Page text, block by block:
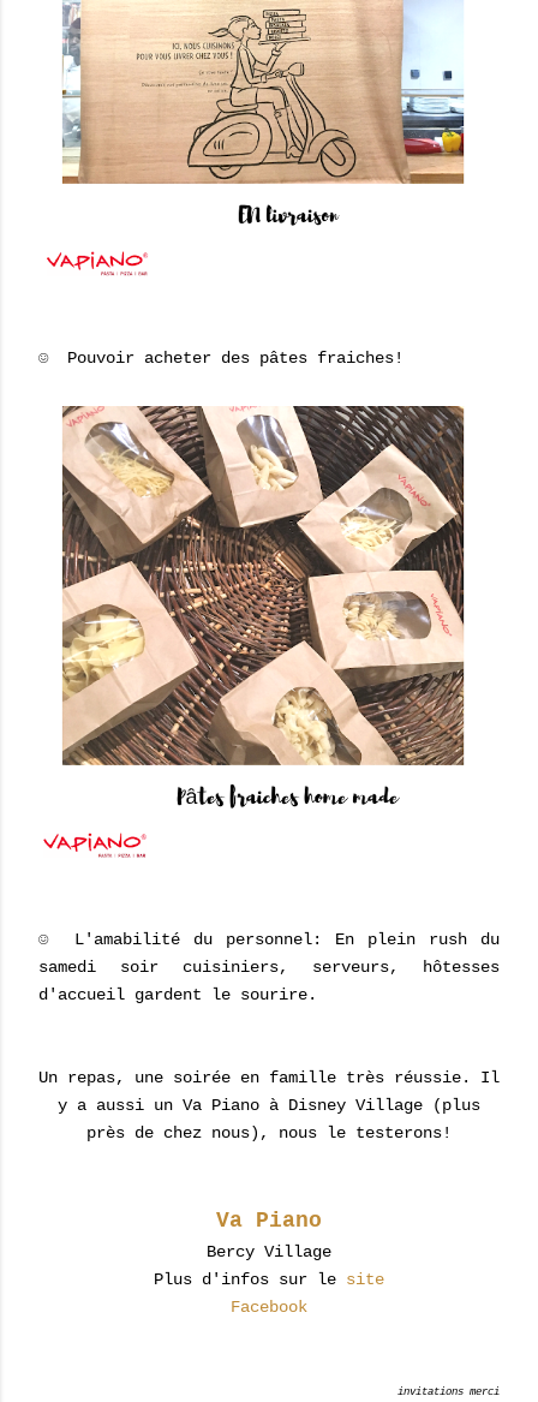
☺ Pouvoir acheter des pâtes fraiches!
☺ L'amabilité du personnel: En plein rush du
samedi soir cuisiniers, serveurs, hôtesses
d'accueil gardent le sourire.
Un repas, une soirée en famille très réussie. Il
y a aussi un Va Piano à Disney Village (plus
près de chez nous), nous le testerons!
Va Piano
Bercy Village
Plus d'infos sur le site
Facebook
invitations merci